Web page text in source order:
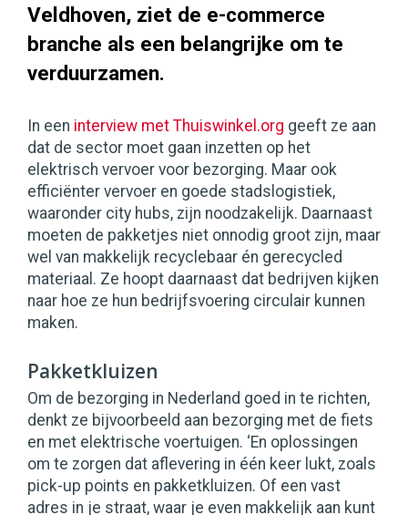
Veldhoven, ziet de e-commerce
branche als een belangrijke om te
verduurzamen.
In een interview met Thuiswinkel.org geeft ze aan
dat de sector moet gaan inzetten op het
elektrisch vervoer voor bezorging. Maar ook
efficiënter vervoer en goede stadslogistiek,
waaronder city hubs, zijn noodzakelijk. Daarnaast
moeten de pakketjes niet onnodig groot zijn, maar
wel van makkelijk recyclebaar én gerecycled
materiaal. Ze hoopt daarnaast dat bedrijven kijken
naar hoe ze hun bedrijfsvoering circulair kunnen
maken.
Pakketkluizen
Om de bezorging in Nederland goed in te richten,
denkt ze bijvoorbeeld aan bezorging met de fiets
en met elektrische voertuigen. ‘En oplossingen
om te zorgen dat aflevering in één keer lukt, zoals
pick-up points en pakketkluizen. Of een vast
adres in je straat, waar je even makkelijk aan kunt